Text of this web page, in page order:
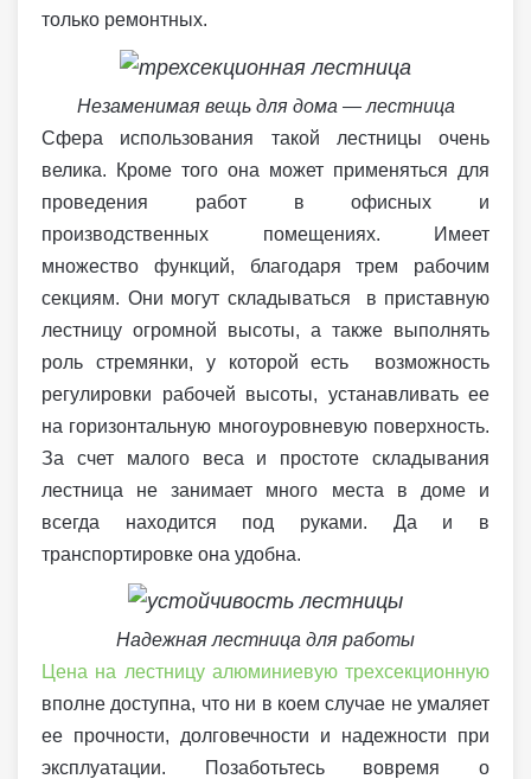
только ремонтных.
Незаменимая вещь для дома — лестница
Сфера использования такой лестницы очень
велика. Кроме того она может применяться для
проведения работ в офисных и
производственных помещениях. Имеет
множество функций, благодаря трем рабочим
секциям. Они могут складываться в приставную
лестницу огромной высоты, а также выполнять
роль стремянки, у которой есть возможность
регулировки рабочей высоты, устанавливать ее
на горизонтальную многоуровневую поверхность.
За счет малого веса и простоте складывания
лестница не занимает много места в доме и
всегда находится под руками. Да и в
транспортировке она удобна.
Надежная лестница для работы
Цена на лестницу алюминиевую трехсекционную
вполне доступна, что ни в коем случае не умаляет
ее прочности, долговечности и надежности при
эксплуатации. Позаботьтесь вовремя о